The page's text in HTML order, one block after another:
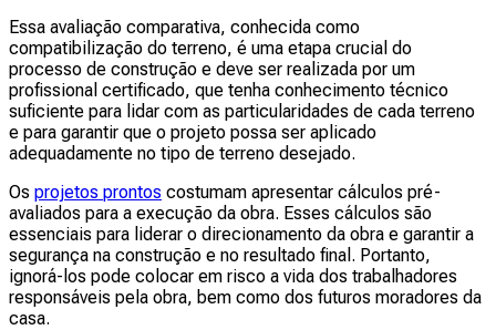
Essa avaliação comparativa, conhecida como
compatibilização do terreno, é uma etapa crucial do
processo de construção e deve ser realizada por um
profissional certificado, que tenha conhecimento técnico
suficiente para lidar com as particularidades de cada terreno
e para garantir que o projeto possa ser aplicado
adequadamente no tipo de terreno desejado.
Os projetos prontos costumam apresentar cálculos pré-
avaliados para a execução da obra. Esses cálculos são
essenciais para liderar o direcionamento da obra e garantir a
segurança na construção e no resultado final. Portanto,
ignorá-los pode colocar em risco a vida dos trabalhadores
responsáveis pela obra, bem como dos futuros moradores da
casa.